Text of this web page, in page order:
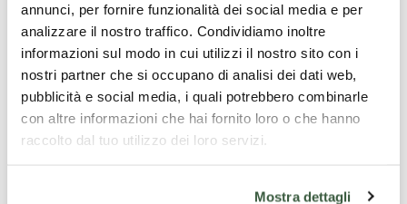
annunci, per fornire funzionalità dei social media e per
analizzare il nostro traffico. Condividiamo inoltre
informazioni sul modo in cui utilizzi il nostro sito con i
nostri partner che si occupano di analisi dei dati web,
pubblicità e social media, i quali potrebbero combinarle
con altre informazioni che hai fornito loro o che hanno
raccolto dal tuo utilizzo dei loro servizi.
Mostra dettagli
Lebarbozzo, appelé « barbozza » ou « barbazza », est un
produit de norcineriapréparé à partir du morceau de
viande de la joue, qui se distingue par la présence de
légères veines maigres associées à une composante de
gras de grande qualité.
Après avoir été soigneusement taillé pour lui donner sa
forme triangulaire distinctive, la pièce est d’abord salée,
puis lavée et assaisonnée avec du vin et de l’ail pour lui